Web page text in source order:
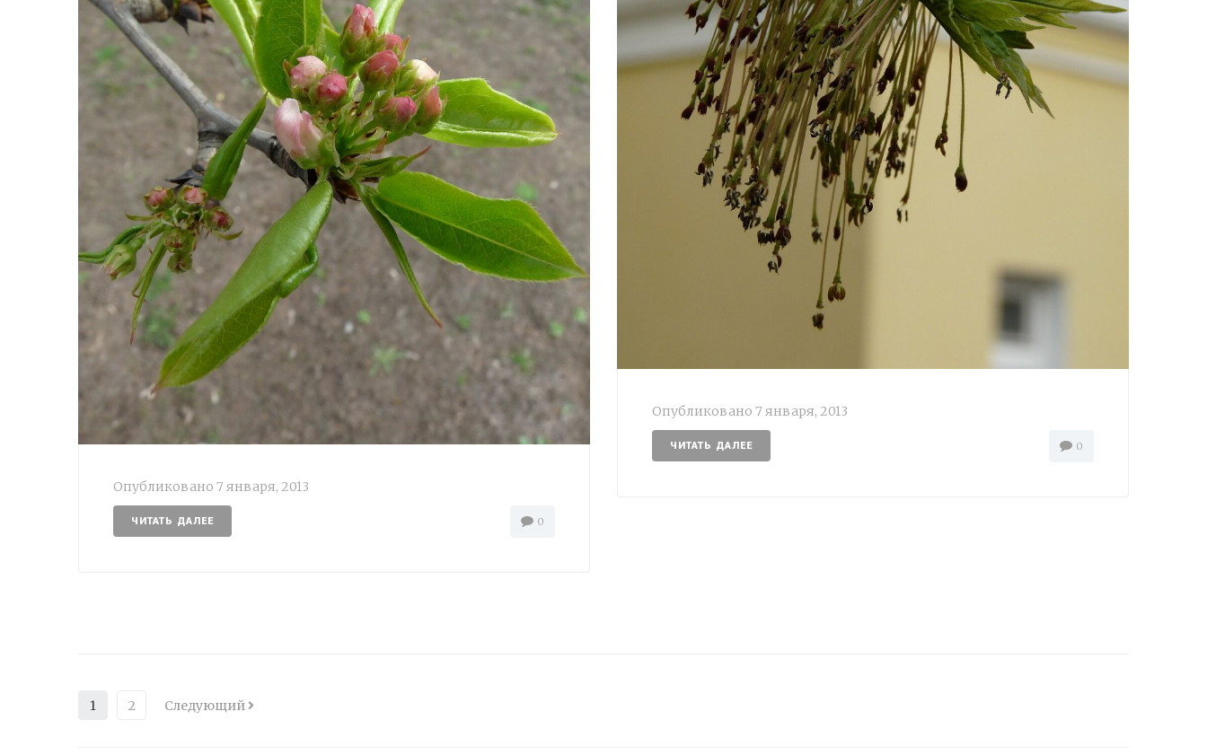
Опубликовано 7 января, 2013
ЧИТАТЬ ДАЛЕЕ 0
Опубликовано 7 января, 2013
ЧИТАТЬ ДАЛЕЕ 0
1 2 Следующий